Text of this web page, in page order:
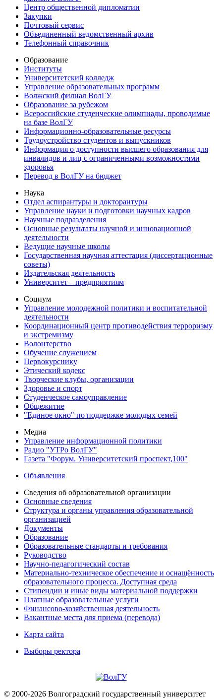
Центр общественной дипломатии
Закупки
Почтовый сервис
Объединенный ведомственный архив
Телефонный справочник
Образование
Институты
Университетский колледж
Управление образовательных программ
Волжский филиал ВолГУ
Образование за рубежом
Всероссийские студенческие олимпиады, проводимые
на базе ВолГУ
Информационно-образовательные ресурсы
Трудоустройство студентов и выпускников
Информация о доступности высшего образования для
инвалидов и лиц с ограниченными возможностями
здоровья
Перевод в ВолГУ на бюджет
Наука
Отдел аспирантуры и докторантуры
Управление науки и подготовки научных кадров
Научные подразделения
Основные результаты научной и инновационной
деятельности
Ведущие научные школы
Государственная научная аттестация (диссертационные
советы)
Издательская деятельность
Университет – предприятиям
Социум
Управление молодежной политики и воспитательной
деятельности
Координационный центр противодействия терроризму
и экстремизму
Волонтерство
Обучение служением
Первокурснику
Этический кодекс
Творческие клубы, организации
Здоровье и спорт
Студенческое самоуправление
Общежитие
"Единое окно" по поддержке молодых семей
Медиа
Управление информационной политики
Радио "УТРо ВолГУ"
Газета "Форум. Университетский проспект,100"
Объявления
Сведения об образовательной организации
Основные сведения
Структура и органы управления образовательной
организацией
Документы
Образование
Образовательные стандарты и требования
Руководство
Научно-педагогический состав
Материально-техническое обеспечение и оснащённость
образовательного процесса. Доступная среда
Стипендии и иные виды материальной поддержки
Платные образовательные услуги
Финансово-хозяйственная деятельность
Вакантные места для приема (перевода)
Карта сайта
Выборы ректора
© 2000-2026 Волгоградский государственный университет